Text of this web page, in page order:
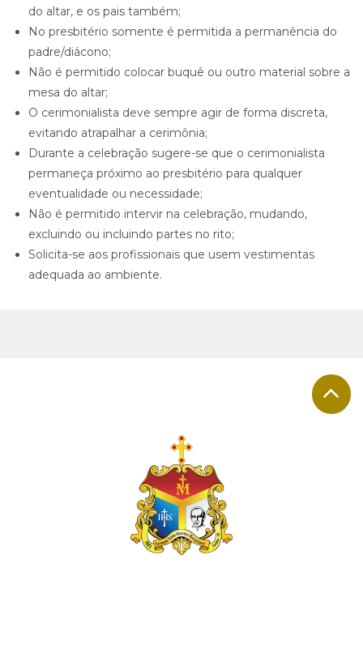
do altar, e os pais também;
No presbitério somente é permitida a permanência do
padre/diácono;
Não é permitido colocar buquê ou outro material sobre a
mesa do altar;
O cerimonialista deve sempre agir de forma discreta,
evitando atrapalhar a cerimônia;
Durante a celebração sugere-se que o cerimonialista
permaneça próximo ao presbitério para qualquer
eventualidade ou necessidade;
Não é permitido intervir na celebração, mudando,
excluindo ou incluindo partes no rito;
Solicita-se aos profissionais que usem vestimentas
adequada ao ambiente.